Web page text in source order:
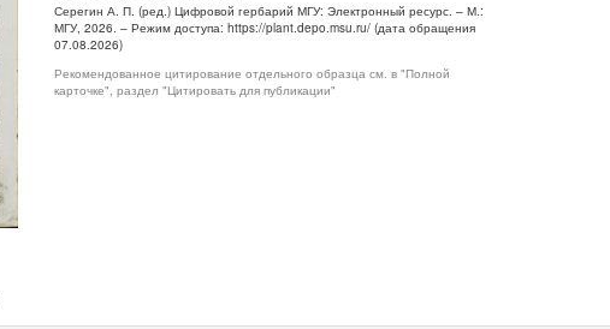
Серегин А. П. (ред.) Цифровой гербарий МГУ: Электронный ресурс. – М.:
МГУ, 2026. – Режим доступа: https://plant.depo.msu.ru/ (дата обращения
07.08.2026)
Рекомендованное цитирование отдельного образца см. в "Полной
карточке", раздел "Цитировать для публикации"